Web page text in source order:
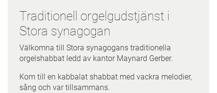
Traditionell orgelgudstjänst i
Stora synagogan
Välkomna till Stora synagogans traditionella
orgelshabbat ledd av kantor Maynard Gerber.
Kom till en kabbalat shabbat med vackra melodier,
sång och var tillsammans.